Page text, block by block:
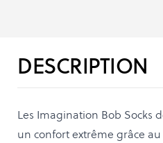
DESCRIPTION
Les Imagination Bob Socks
un confort extrême grâce